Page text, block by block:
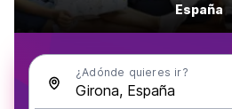
España
¿Adónde quieres ir?